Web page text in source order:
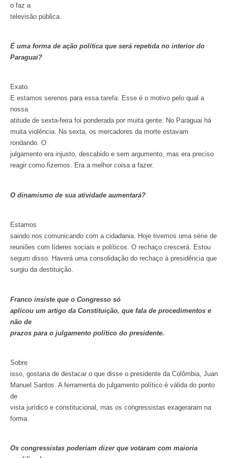
o faz a
televisão pública.
É uma forma de ação política que será repetida no interior do
Paraguai?
Exato.
E estamos serenos para essa tarefa. Esse é o motivo pelo qual a
nossa
atitude de sexta-feira foi ponderada por muita gente. No Paraguai há
muita violência. Na sexta, os mercadores da morte estavam
rondando. O
julgamento era injusto, descabido e sem argumento, mas era preciso
reagir como fizemos. Era a melhor coisa a fazer.
O dinamismo de sua atividade aumentará?
Estamos
saindo nos comunicando com a cidadania. Hoje tivemos uma série de
reuniões com líderes sociais e políticos. O rechaço crescerá. Estou
seguro disso. Haverá uma consolidação do rechaço à presidência que
surgiu da destituição.
Franco insiste que o Congresso só
aplicou um artigo da Constituição, que fala de procedimentos e
não de
prazos para o julgamento político do presidente.
Sobre
isso, gostaria de destacar o que disse o presidente da Colômbia, Juan
Manuel Santos. A ferramenta do julgamento político é válida do ponto
de
vista jurídico e constitucional, mas os congressistas exageraram na
forma.
Os congressistas poderiam dizer que votaram com maioria